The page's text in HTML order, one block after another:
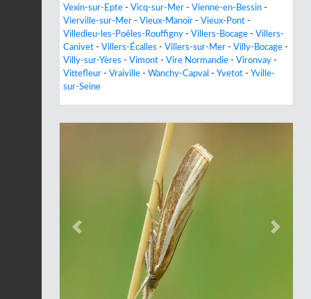
Vexin-sur-Epte - Vicq-sur-Mer - Vienne-en-Bessin -
Vierville-sur-Mer - Vieux-Manoir - Vieux-Pont -
Villedieu-les-Poêles-Rouffigny - Villers-Bocage - Villers-
Canivet - Villers-Écalles - Villers-sur-Mer - Villy-Bocage -
Villy-sur-Yères - Vimont - Vire Normandie - Vironvay -
Vittefleur - Vraiville - Wanchy-Capval - Yvetot - Yville-
sur-Seine
Previous Next